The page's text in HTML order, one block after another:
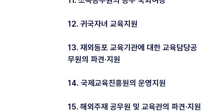
12. 귀국자녀 교육지원
13. 재외동포 교육기관에 대한 교육담당공
무원의 파견·지원
14. 국제교육진흥원의 운영지원
15. 해외주재 공무원 및 교육관의 파견·지원